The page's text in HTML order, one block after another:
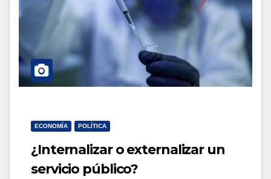
ECONOMÍA POLÍTICA
¿Internalizar o externalizar un
servicio público?